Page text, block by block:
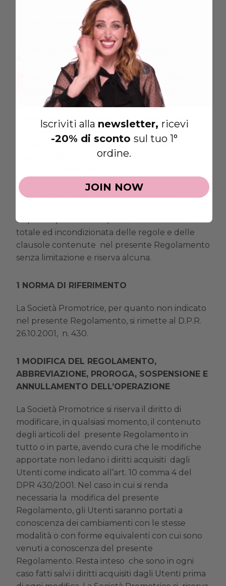
- Invio di newsletter;
- Il sito web https://cliomakeupshop.com/;
- Social media, quali a titolo esemplificativo
Instagram, Facebook, YouTube, Tik Tok.
Il Regolamento è depositato presso la Società
Red Keep S.r.l., con sede in Via Timavo 34, 20124
– Milano ed è consultabile sul sito web
raggiungibile all’indirizzo
ACCETTAZIONE DEL REGOLAMENTO
La partecipazione comporta l’accettazione
totale ed incondizionata delle regole e delle
clausole contenute nel presente Regolamento
senza limitazione e riserva alcuna.
NORMA DI RIFERIMENTO
La Società Promotrice, per quanto non indicato
nel presente Regolamento, si rimette al D.P.R.
26.10.2001, n. 430.
MODIFICA DEL REGOLAMENTO,
ABBREVIAZIONE, PROROGA, SOSPENSIONE E
ANNULLAMENTO DELL’OPERAZIONE
La Società Promotrice si riserva il diritto di
modificare, in qualsiasi momento, il contenuto
degli articoli del presente Regolamento in
tutto o in parte, avendo cura che le modifiche
apportate non ledano i diritti acquisiti dagli
Utenti come indicato all’art. 10 comma 4 del
DPR 430/2001. Nel caso in cui si renda
necessaria la modifica del presente
Regolamento, gli Utenti saranno portati a
conoscenza dei cambiamenti con le stesse
modalità o con forme equivalenti con cui sono
venuti a conoscenza del presente
Regolamento. Resta inteso che sono in ogni
caso fatti salvi i diritti acquisiti dagli Utenti prima
Iscriviti alla newsletter, ricevi
-20% di sconto sul tuo 1°
ordine.
JOIN NOW